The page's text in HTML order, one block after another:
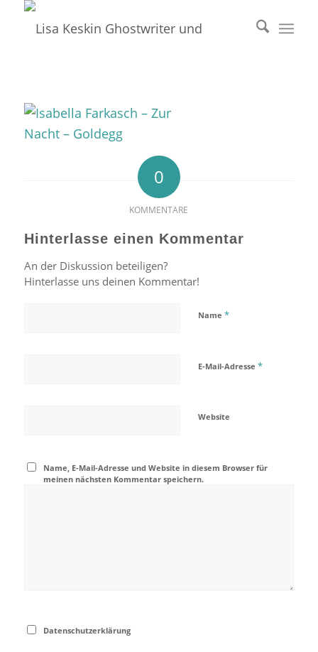
0
KOMMENTARE
Hinterlasse einen Kommentar
An der Diskussion beteiligen?
Hinterlasse uns deinen Kommentar!
Name *
E-Mail-Adresse *
Website
Name, E-Mail-Adresse und Website in diesem Browser für
meinen nächsten Kommentar speichern.
Datenschutzerklärung